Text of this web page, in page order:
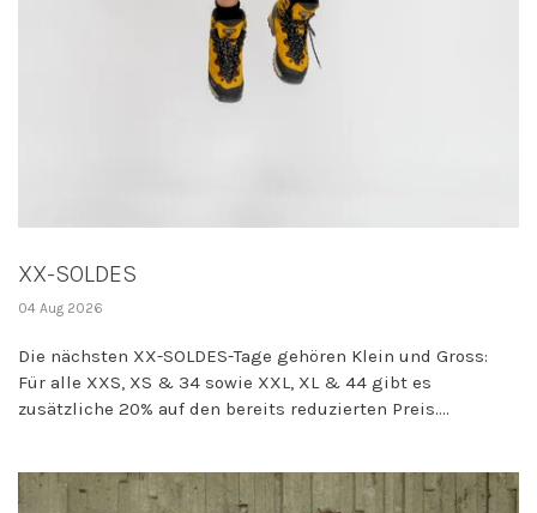
XX-SOLDES
04 Aug 2026
Die nächsten XX-SOLDES-Tage gehören Klein und Gross:
Für alle XXS, XS & 34 sowie XXL, XL & 44 gibt es
zusätzliche 20% auf den bereits reduzierten Preis....